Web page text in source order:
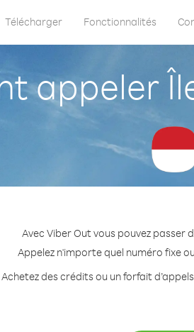
Télécharger Fonctionnalités
appeler
Avec Viber Out vous pouvez passer
Appelez n'importe quel numéro fixe
Achetez des crédits ou un forfait